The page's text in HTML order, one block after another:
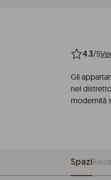
4.3/5
Gli
nel
modernità
Spazi